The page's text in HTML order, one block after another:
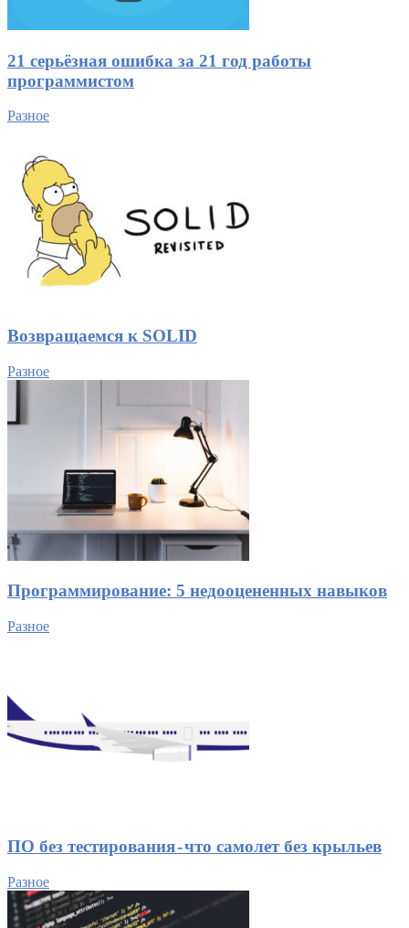
21 серьёзная ошибка за 21 год работы
программистом
Разное
Возвращаемся к SOLID
Разное
Программирование: 5 недооцененных навыков
Разное
ПО без тестирования - что самолет без крыльев
Разное